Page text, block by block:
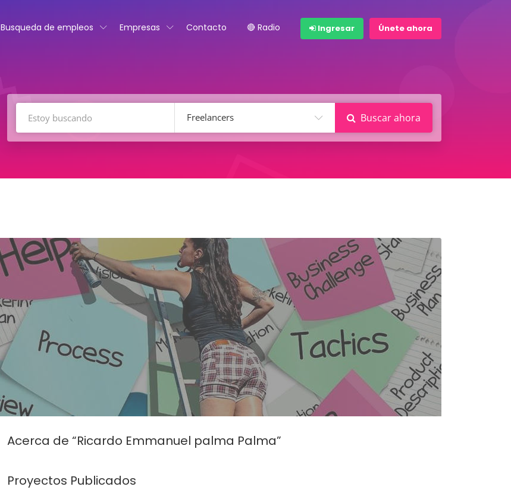
Busqueda de empleos Empresas Contacto 🔴 Radio Ingresar Únete ahora
Freelancers Buscar ahora
Acerca de “Ricardo Emmanuel palma Palma”
Proyectos Publicados